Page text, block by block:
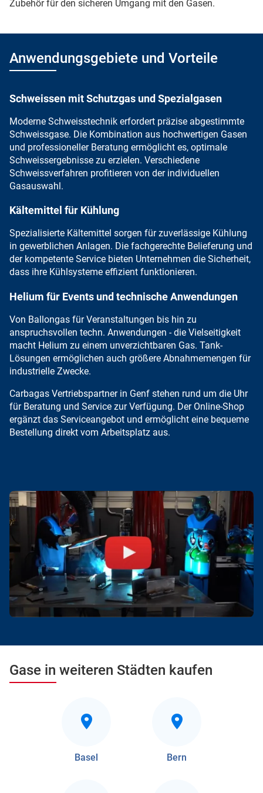
Zubehör für den sicheren Umgang mit den Gasen.
Anwendungsgebiete und Vorteile
Schweissen mit Schutzgas und Spezialgasen
Moderne Schweisstechnik erfordert präzise abgestimmte
Schweissgase. Die Kombination aus hochwertigen Gasen
und professioneller Beratung ermöglicht es, optimale
Schweissergebnisse zu erzielen. Verschiedene
Schweissverfahren profitieren von der individuellen
Gasauswahl.
Kältemittel für Kühlung
Spezialisierte Kältemittel sorgen für zuverlässige Kühlung
in gewerblichen Anlagen. Die fachgerechte Belieferung und
der kompetente Service bieten Unternehmen die Sicherheit,
dass ihre Kühlsysteme effizient funktionieren.
Helium für Events und technische Anwendungen
Von Ballongas für Veranstaltungen bis hin zu
anspruchsvollen techn. Anwendungen - die Vielseitigkeit
macht Helium zu einem unverzichtbaren Gas. Tank-
Lösungen ermöglichen auch größere Abnahmemengen für
industrielle Zwecke.
Carbagas Vertriebspartner in Genf stehen rund um die Uhr
für Beratung und Service zur Verfügung. Der Online-Shop
ergänzt das Serviceangebot und ermöglicht eine bequeme
Bestellung direkt vom Arbeitsplatz aus.
Gase in weiteren Städten kaufen
Basel Bern